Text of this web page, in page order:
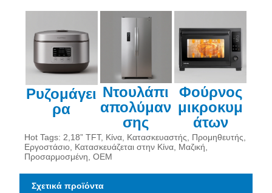
Ρυζομάγει
ρα
Ντουλάπι
απολύμαν
σης
Φούρνος
μικροκυμ
άτων
Hot Tags: 2,18” TFT, Κίνα, Κατασκευαστής, Προμηθευτής,
Εργοστάσιο, Κατασκευάζεται στην Κίνα, Μαζική,
Προσαρμοσμένη, OEM
Σχετικά προϊόντα